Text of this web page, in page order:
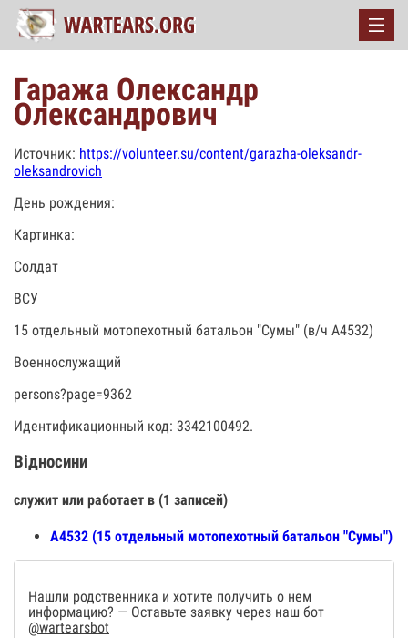
Гаража Олександр
Олександрович
Источник: https://volunteer.su/content/garazha-oleksandr-
oleksandrovich
День рождения:
Картинка:
Солдат
ВСУ
15 отдельный мотопехотный батальон "Сумы" (в/ч А4532)
Военнослужащий
persons?page=9362
Идентификационный код: 3342100492.
Відносини
служит или работает в (1 записей)
А4532 (15 отдельный мотопехотный батальон "Сумы")
Нашли родственника и хотите получить о нем
информацию? — Оставьте заявку через наш бот
@wartearsbot